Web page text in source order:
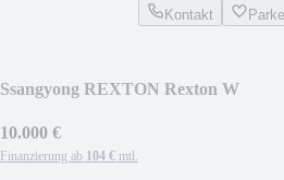
Kontakt
Ssangyong REXTON Rexton W
10.000 €
Finanzierung ab 104 € mtl.